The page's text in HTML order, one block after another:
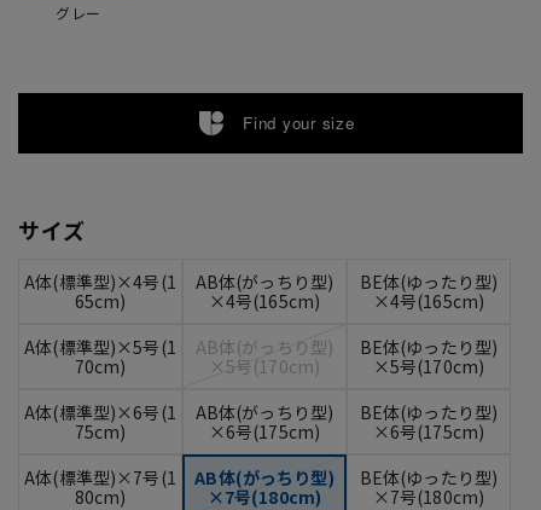
グレー
Find your size
サイズ
A体(標準型)×4号(1
65cm)
AB体(がっちり型)
×4号(165cm)
BE体(ゆったり型)
×4号(165cm)
A体(標準型)×5号(1
70cm)
AB体(がっちり型)
×5号(170cm)
BE体(ゆったり型)
×5号(170cm)
A体(標準型)×6号(1
75cm)
AB体(がっちり型)
×6号(175cm)
BE体(ゆったり型)
×6号(175cm)
A体(標準型)×7号(1
80cm)
AB体(がっちり型)
×7号(180cm)
BE体(ゆったり型)
×7号(180cm)